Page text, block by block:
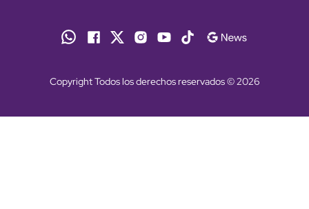
Copyright Todos los derechos reservados © 2026